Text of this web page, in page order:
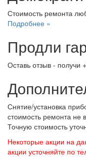
Стоимость ремонта
Подробнее »
Продли
Оставь отзыв - получи
Снятие/установка
стоимость ремонта не
Точную стоимость
Некоторые акции на
акции усточняйте по